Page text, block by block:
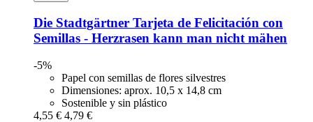
Die Stadtgärtner Tarjeta de Felicitación con
Semillas -​ Herzrasen kann man nicht mähen
-5%
Papel con semillas de flores silvestres
Dimensiones: aprox. 10,5 x 14,8 cm
Sostenible y sin plástico
4,55 € 4,79 €